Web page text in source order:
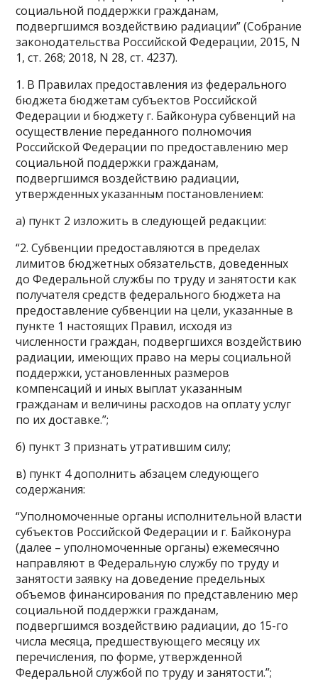
социальной поддержки гражданам,
подвергшимся воздействию радиации” (Собрание
законодательства Российской Федерации, 2015, N
1, ст. 268; 2018, N 28, ст. 4237).
1. В Правилах предоставления из федерального
бюджета бюджетам субъектов Российской
Федерации и бюджету г. Байконура субвенций на
осуществление переданного полномочия
Российской Федерации по предоставлению мер
социальной поддержки гражданам,
подвергшимся воздействию радиации,
утвержденных указанным постановлением:
а) пункт 2 изложить в следующей редакции:
“2. Субвенции предоставляются в пределах
лимитов бюджетных обязательств, доведенных
до Федеральной службы по труду и занятости как
получателя средств федерального бюджета на
предоставление субвенции на цели, указанные в
пункте 1 настоящих Правил, исходя из
численности граждан, подвергшихся воздействию
радиации, имеющих право на меры социальной
поддержки, установленных размеров
компенсаций и иных выплат указанным
гражданам и величины расходов на оплату услуг
по их доставке.”;
б) пункт 3 признать утратившим силу;
в) пункт 4 дополнить абзацем следующего
содержания:
“Уполномоченные органы исполнительной власти
субъектов Российской Федерации и г. Байконура
(далее – уполномоченные органы) ежемесячно
направляют в Федеральную службу по труду и
занятости заявку на доведение предельных
объемов финансирования по представлению мер
социальной поддержки гражданам,
подвергшимся воздействию радиации, до 15-го
числа месяца, предшествующего месяцу их
перечисления, по форме, утвержденной
Федеральной службой по труду и занятости.”;